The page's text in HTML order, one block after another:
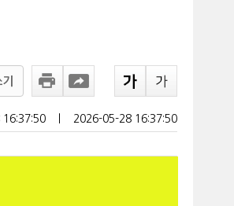
2026-05-28 16:37:50